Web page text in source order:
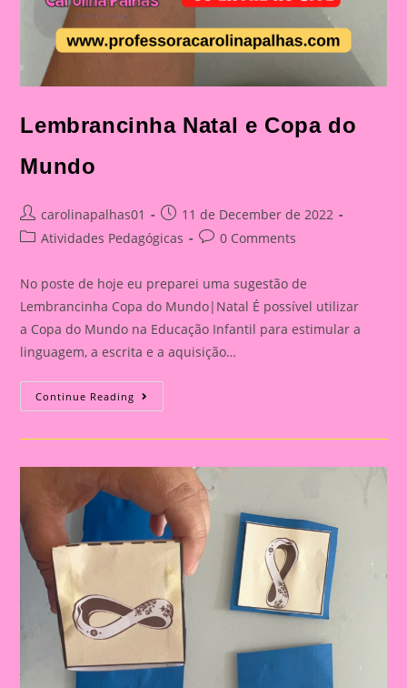
Lembrancinha Natal e Copa do
Mundo
Post
author:
carolinapalhas01
Post
published:
11 de December de 2022
PostAtividades Pedagógicas
Post0 Comments
No poste de hoje eu preparei uma sugestão de
Lembrancinha Copa do Mundo|Natal É possível utilizar
a Copa do Mundo na Educação Infantil para estimular a
linguagem, a escrita e a aquisição…
Continue Reading Lembrancinha
Natal